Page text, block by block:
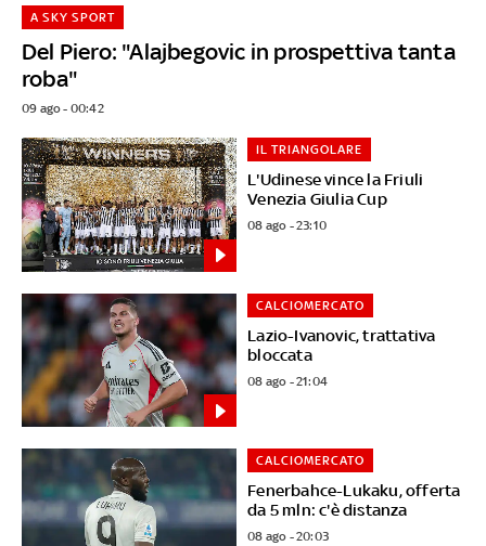
Del Piero: "Alajbegovic in prospettiva tanta
roba"
A SKY SPORT
09 ago - 00:42
L'Udinese vince la Friuli
Venezia Giulia Cup
IL TRIANGOLARE
08 ago - 23:10
Lazio-Ivanovic, trattativa
bloccata
CALCIOMERCATO
08 ago - 21:04
Fenerbahce-Lukaku, offerta
da 5 mln: c'è distanza
CALCIOMERCATO
08 ago - 20:03